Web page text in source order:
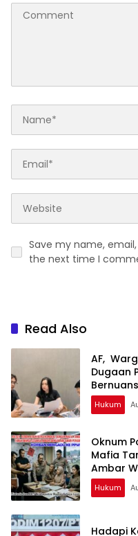
Save my name,
the next time I
Read Also
AF,
Dugaan
Hukum
Oknum
Mafia
Ambar
Hukum
Hadapi